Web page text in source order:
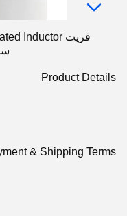
Product Details
& Shipping Terms